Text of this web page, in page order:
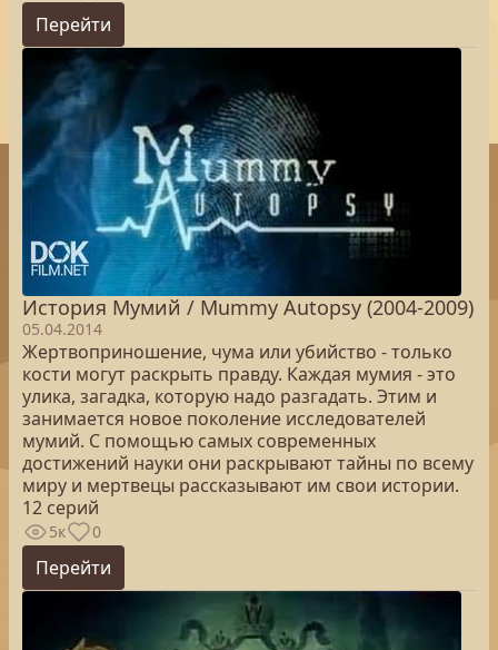
Перейти
История Мумий / Mummy Autopsy (2004-2009)
05.04.2014
Жертвоприношение, чума или убийство - только
кости могут раскрыть правду. Каждая мумия - это
улика, загадка, которую надо разгадать. Этим и
занимается новое поколение исследователей
мумий. С помощью самых современных
достижений науки они раскрывают тайны по всему
миру и мертвецы рассказывают им свои истории.
12 серий
5к 0
Перейти